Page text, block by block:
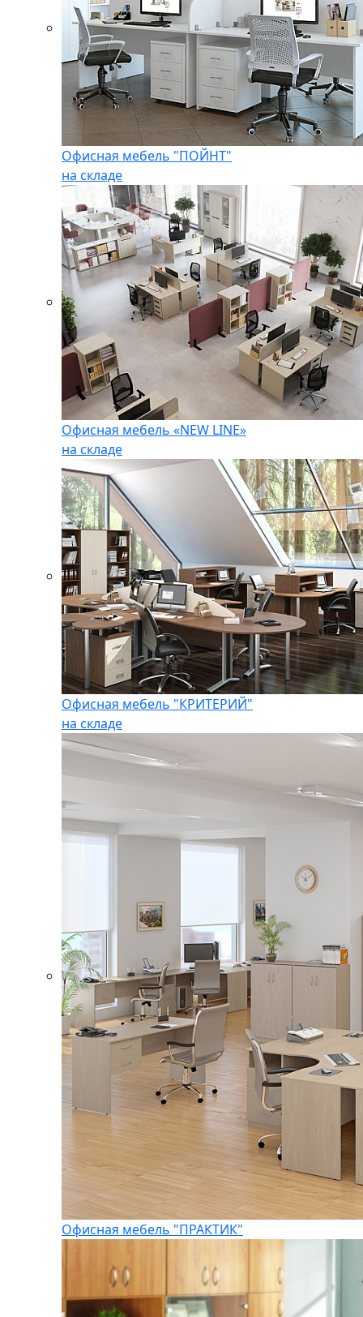
Офисная мебель "ПОЙНТ"
на складе
Офисная мебель «NEW LINE»
на складе
Офисная мебель "КРИТЕРИЙ"
на складе
Офисная мебель "ПРАКТИК"